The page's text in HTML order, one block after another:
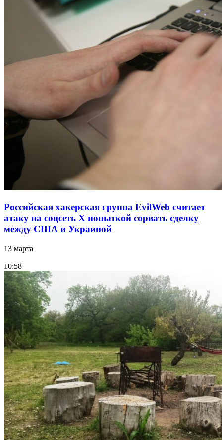
Российская хакерская группа EvilWeb считает
атаку на соцсеть Х попыткой сорвать сделку
между США и Украиной
13 марта
10:58